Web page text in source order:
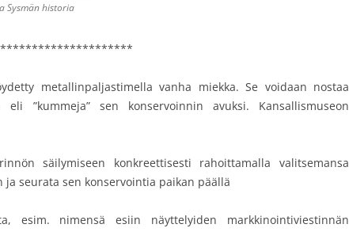
Sysmän historia
metallinpaljastimella vanha miekka. Se voidaan nostaa
”kummeja” sen konservoinnin avuksi. Kansallismuseon
säilymiseen konkreettisesti rahoittamalla valitsemansa
ja seurata sen konservointia paikan päällä
esim. nimensä esiin näyttelyiden markkinointiviestinnän